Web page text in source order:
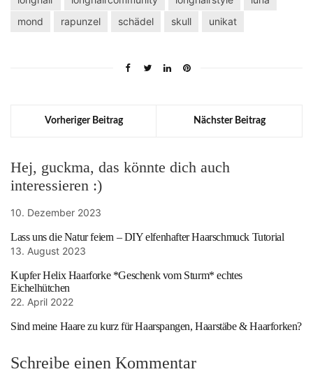
mond
rapunzel schädel skull unikat
Vorheriger Beitrag Nächster Beitrag
Hej, guckma, das könnte dich auch
interessieren :)
10. Dezember 2023
Lass uns die Natur feiern – DIY elfenhafter Haarschmuck Tutorial
13. August 2023
Kupfer Helix Haarforke *Geschenk vom Sturm* echtes
Eichelhütchen
22. April 2022
Sind meine Haare zu kurz für Haarspangen, Haarstäbe & Haarforken?
Schreibe einen Kommentar